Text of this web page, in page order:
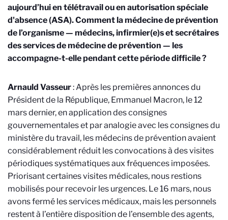
aujourd’hui en télétravail ou en autorisation spéciale
d'absence (ASA). Comment la médecine de prévention
de l’organisme — médecins, infirmier(e)s et secrétaires
des services de médecine de prévention — les
accompagne-t-elle pendant cette période difficile ?
Arnauld Vasseur: Après les premières annonces du
Président de la République, Emmanuel Macron, le 12
mars dernier, en application des consignes
gouvernementales et par analogie avec les consignes du
ministère du travail, les médecins de prévention avaient
considérablement réduit les convocations à des visites
périodiques systématiques aux fréquences imposées.
Priorisant certaines visites médicales, nous restions
mobilisés pour recevoir les urgences. Le 16 mars, nous
avons fermé les services médicaux, mais les personnels
restent à l’entière disposition de l’ensemble des agents,